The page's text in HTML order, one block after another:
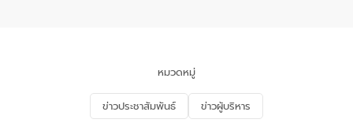
จัดการน้ำเสียและสร้างจิตสำนึกในการ
อนุรักษ์สิ่งแวดล้อม ในหัวข้อ “น้ำเสียชุมชน
และการบำบัดน้ำเสียเบื้องต้น” โดยให้ความรู้
เกี่ยวกับสาเหตุและผลกระทบของน้ำเสีย
หมวดหมู่
ข่าวประชาสัมพันธ์ ข่าวผู้บริหาร